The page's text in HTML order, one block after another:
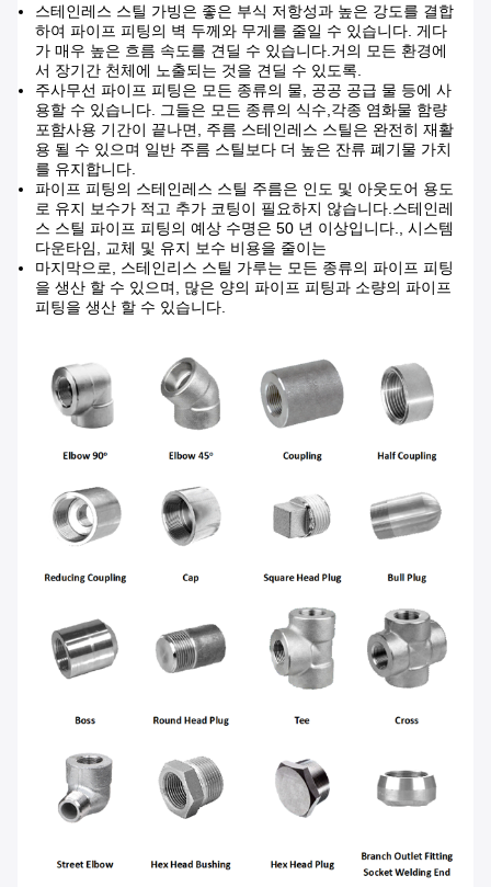
스테인레스 스틸 가빙은 좋은 부식 저항성과 높은 강도를 결합
하여 파이프 피팅의 벽 두께와 무게를 줄일 수 있습니다. 게다
가 매우 높은 흐름 속도를 견딜 수 있습니다.거의 모든 환경에
서 장기간 천체에 노출되는 것을 견딜 수 있도록.
주사무선 파이프 피팅은 모든 종류의 물, 공공 공급 물 등에 사
용할 수 있습니다. 그들은 모든 종류의 식수,각종 염화물 함량
포함사용 기간이 끝나면, 주름 스테인레스 스틸은 완전히 재활
용 될 수 있으며 일반 주름 스틸보다 더 높은 잔류 폐기물 가치
를 유지합니다.
파이프 피팅의 스테인레스 스틸 주름은 인도 및 아웃도어 용도
로 유지 보수가 적고 추가 코팅이 필요하지 않습니다.스테인레
스 스틸 파이프 피팅의 예상 수명은 50 년 이상입니다., 시스템
다운타임, 교체 및 유지 보수 비용을 줄이는
마지막으로, 스테인리스 스틸 가루는 모든 종류의 파이프 피팅
을 생산 할 수 있으며, 많은 양의 파이프 피팅과 소량의 파이프
피팅을 생산 할 수 있습니다.